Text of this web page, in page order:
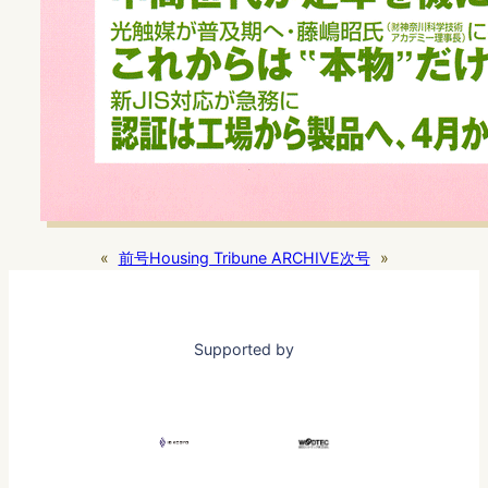
« 前号Housing Tribune ARCHIVE次号 »
Supported by